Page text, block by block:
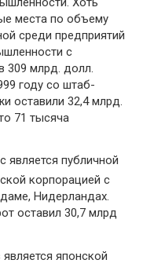
места по объему
среди предприятий
с
309 млрд. долл.
году со штаб-
оставили 32,4 млрд.
71 тысяча
является публичной
корпорацией с
Нидерландах.
оставил 30,7 млрд
японской